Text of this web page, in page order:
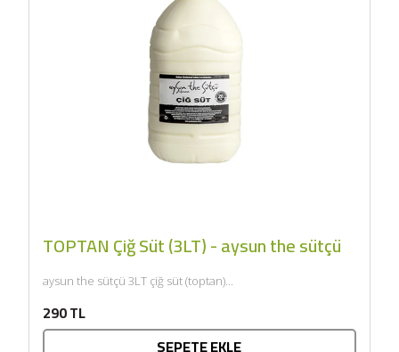
TOPTAN Çiğ Süt (3LT) - aysun the sütçü
aysun the sütçü 3LT çiğ süt (toptan)...
290 TL
SEPETE EKLE